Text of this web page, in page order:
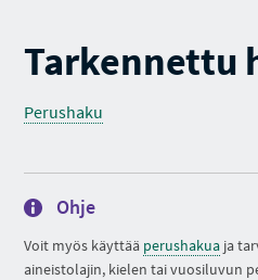
Tarkennettu
Perushaku
Ohje
Voit myös käyttää perushakua ja
aineistolajin, kielen tai vuosiluvun